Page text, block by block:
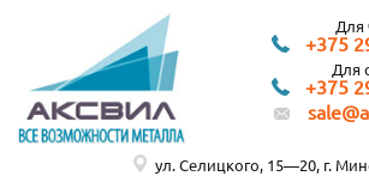
Для
+375
Для
+375
ул. Селицкого, 15—20, г.